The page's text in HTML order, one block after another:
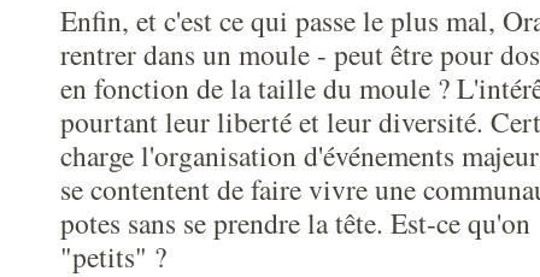
Enfin, et c'est ce qui passe le plus mal,
rentrer dans un moule - peut être pour
en fonction de la taille du moule ?
pourtant leur liberté et leur diversité.
charge l'organisation d'événements
se contentent de faire vivre une
potes sans se prendre la tête. Est-ce
"petits" ?